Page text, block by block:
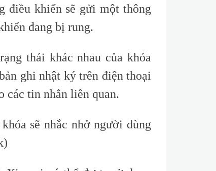
điều khiển sẽ gửi một thông
đang bị rung.
thái khác nhau của khóa
ghi nhật ký trên điện thoại
các tin nhắn liên quan.
sẽ nhắc nhở người dùng